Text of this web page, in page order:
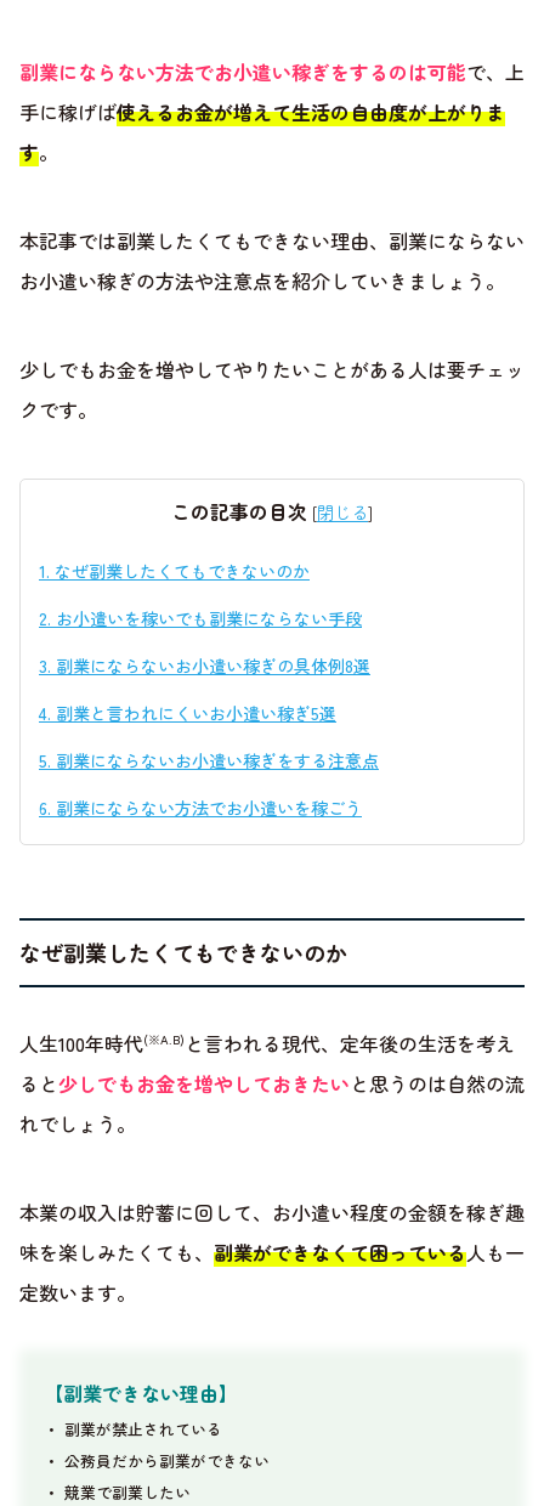
副業にならない方法でお小遣い稼ぎをするのは可能で、上
手に稼げば使えるお金が増えて生活の自由度が上がりま
す。
本記事では副業したくてもできない理由、副業にならない
お小遣い稼ぎの方法や注意点を紹介していきましょう。
少しでもお金を増やしてやりたいことがある人は要チェッ
クです。
この記事の目次 [閉じる]
1. なぜ副業したくてもできないのか
2. お小遣いを稼いでも副業にならない手段
3. 副業にならないお小遣い稼ぎの具体例8選
4. 副業と言われにくいお小遣い稼ぎ5選
5. 副業にならないお小遣い稼ぎをする注意点
6. 副業にならない方法でお小遣いを稼ごう
なぜ副業したくてもできないのか
人生100年時代(※A.B) と言われる現代、定年後の生活を考え
ると少しでもお金を増やしておきたいと思うのは自然の流
れでしょう。
本業の収入は貯蓄に回して、お小遣い程度の金額を稼ぎ趣
味を楽しみたくても、 副業ができなくて困っている人も一
定数います。
【副業できない理由】
・ 副業が禁止されている
・ 公務員だから副業ができない
・ 競業で副業したい